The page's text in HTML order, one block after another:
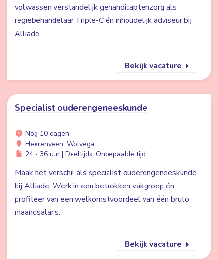
volwassen verstandelijk gehandicaptenzorg als
regiebehandelaar Triple-C én inhoudelijk adviseur bij
Alliade.
Bekijk vacature
Specialist ouderengeneeskunde
Nog 10 dagen
Heerenveen, Wolvega
24 - 36 uur | Deeltijds, Onbepaalde tijd
Maak het verschil als specialist ouderengeneeskunde
bij Alliade. Werk in een betrokken vakgroep én
profiteer van een welkomstvoordeel van één bruto
maandsalaris.
Bekijk vacature